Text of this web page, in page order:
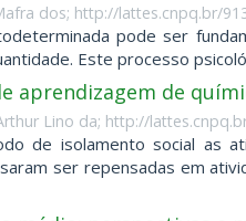
dos; http://lattes.cnpq.br/
pode ser
Este processo
aprendizagem de
Lino da; http://
de isolamento social as
ser repensadas em